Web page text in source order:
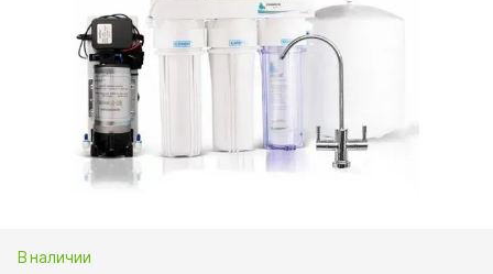
В наличии